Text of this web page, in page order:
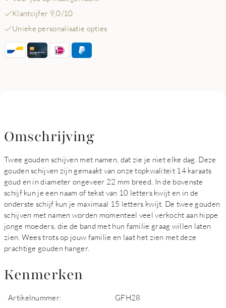
Klantcijfer 9,0/10
Unieke personalisatie opties
Omschrijving
Twee gouden schijven met namen, dat zie je niet elke dag. Deze
gouden schijven zijn gemaakt van onze topkwaliteit 14 karaats
goud en in diameter ongeveer 22 mm breed. In de bovenste
schijf kun je een naam of tekst van 10 letters kwijt en in de
onderste schijf kun je maximaal 15 letters kwijt. De twee gouden
schijven met namen worden momenteel veel verkocht aan hippe
jonge moeders, die de band met hun familie graag willen laten
zien. Wees trots op jouw familie en laat het zien met deze
prachtige gouden hanger.
Kenmerken
Artikelnummer:
GFH28